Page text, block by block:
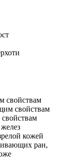
свойствам
свойствам
кожей
ран,